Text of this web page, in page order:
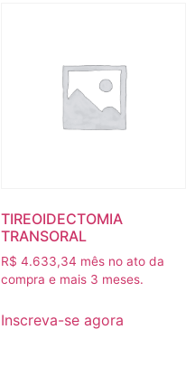
TIREOIDECTOMIA
TRANSORAL
R$ 4.633,34 mês no ato da
compra e mais 3 meses.
Inscreva-se agora